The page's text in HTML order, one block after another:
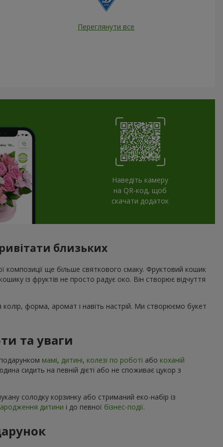
Переглянути все
Наведіть камеру
на QR-код, щоб
скачати додаток
близьких
композиції ще більше святкового смаку. Фруктовий кошик
із фруктів не просто радує око. Він створює відчуття
колір, форма, аромат і навіть настрій. Ми створюємо букет
та уваги
мамі, дитині, колезі по роботі або коханій
сидить на певній дієті або не споживає цукор з
солодку корзинку або стриманий еко-набір із
дитини і до певної бізнес-події.